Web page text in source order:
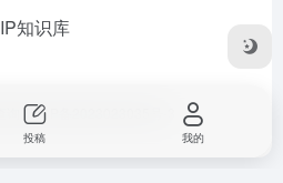
IP知识库
苏ICP备2023023035号-3
投稿 我的